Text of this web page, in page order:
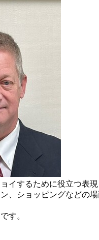
イするために役立つ表現
、ショッピングなどの
す。